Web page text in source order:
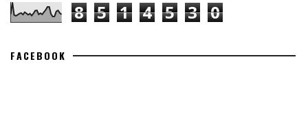
8 5 1 4 5 3 0
FACEBOOK